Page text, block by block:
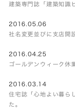
建築専門誌「建築知識
2016.05.06
社名変更並びに支店開
2016.04.25
ゴールデンウィーク休
2016.03.14
住宅誌「心地よい暮ら
た。